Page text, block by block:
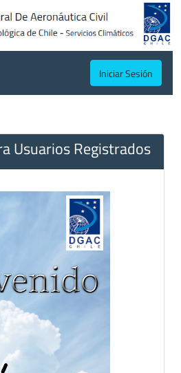
Iniciar Sesión
Usuarios Registrados